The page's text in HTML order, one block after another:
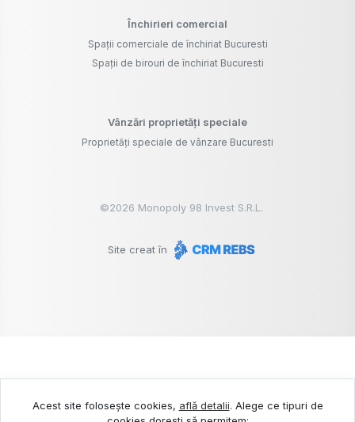
Închirieri comercial
Spații comerciale de închiriat Bucuresti
Spații de birouri de închiriat Bucuresti
Vânzări proprietăți speciale
Proprietăți speciale de vânzare Bucuresti
©2026 Monopoly 98 Invest S.R.L.
Site creat în
Acest site folosește cookies, află detalii. Alege ce tipuri de